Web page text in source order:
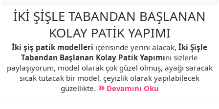
İKİ ŞİŞLE TABANDAN BAŞLANAN
KOLAY PATİK YAPIMI
İki şiş patik modelleri içerisinde yerini alacak, İki Şişle
Tabandan Başlanan Kolay Patik Yapımını sizlerle
paylaşıyorum, model olarak çok güzel olmuş, ayağı saracak
sıcak tutacak bir model, çeyizlik olarak yapılabilecek
güzellikte.
Devamını Oku